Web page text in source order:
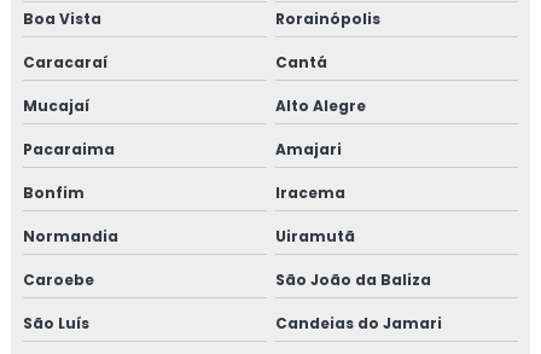
Boa Vista
Rorainópolis
Caracaraí Cantá
Mucajaí Alto Alegre
Pacaraima Amajari
Bonfim Iracema
Normandia Uiramutã
Caroebe São João da Baliza
São Luís Candeias do Jamari